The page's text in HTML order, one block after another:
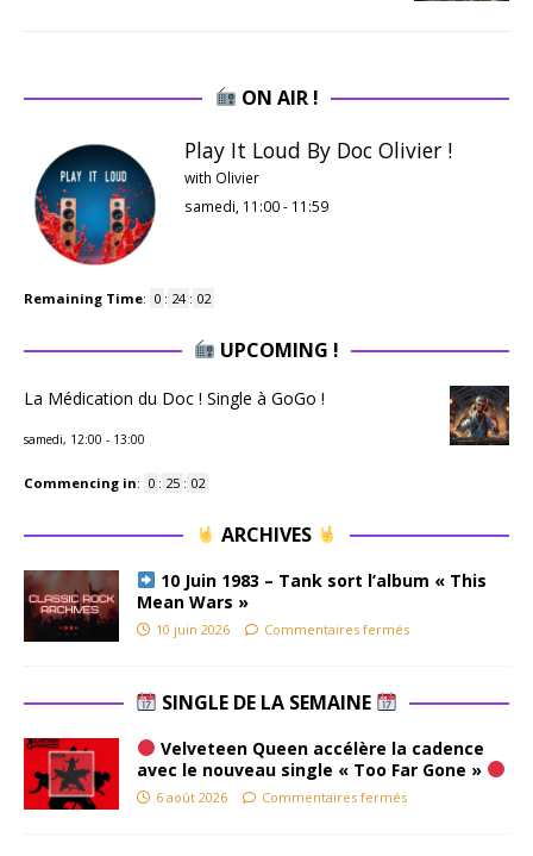
ON AIR !
Play It Loud By Doc Olivier !
with Olivier
samedi, 11:00- 11:59
Remaining Time: 0 : 24 : 01
UPCOMING !
La Médication du Doc ! Single à GoGo !
samedi, 12:00 - 13:00
Commencing in: 0 : 25 : 01
ARCHIVES
10 Juin 1983 – Tank sort l’album « This
Mean Wars »
10 juin 2026 Commentaires fermés
SINGLE DE LA SEMAINE
Velveteen Queen accélère la cadence
avec le nouveau single « Too Far Gone »
6 août 2026 Commentaires fermés